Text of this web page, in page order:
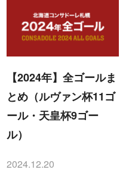
【2024年】全ゴールま
とめ（ルヴァン杯11ゴ
ール・天皇杯9ゴー
ル）
投稿日
2024.12.20